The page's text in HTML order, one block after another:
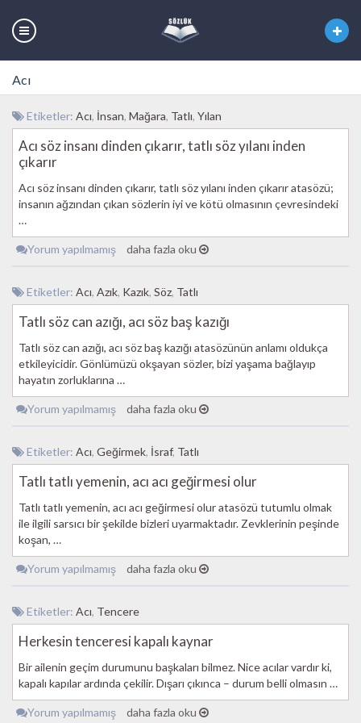
Acı
Etiketler: Acı, İnsan, Mağara, Tatlı, Yılan
Acı söz insanı dinden çıkarır, tatlı söz yılanı inden
çıkarır
Acı söz insanı dinden çıkarır, tatlı söz yılanı inden çıkarır atasözü;
insanın ağzından çıkan sözlerin iyi ve kötü olmasının çevresindeki
…
Yorum yapılmamış daha fazla oku
Etiketler: Acı, Azık, Kazık, Söz, Tatlı
Tatlı söz can azığı, acı söz baş kazığı
Tatlı söz can azığı, acı söz baş kazığı atasözünün anlamı oldukça
etkileyicidir. Gönlümüzü okşayan sözler, bizi yaşama bağlayıp
hayatın zorluklarına …
Yorum yapılmamış daha fazla oku
Etiketler: Acı, Geğirmek, İsraf, Tatlı
Tatlı tatlı yemenin, acı acı geğirmesi olur
Tatlı tatlı yemenin, acı acı geğirmesi olur atasözü tutumlu olmak
ile ilgili sarsıcı bir şekilde bizleri uyarmaktadır. Zevklerinin peşinde
koşan, …
Yorum yapılmamış daha fazla oku
Etiketler: Acı, Tencere
Herkesin tenceresi kapalı kaynar
Bir ailenin geçim durumunu başkaları bilmez. Nice acılar vardır ki,
kapalı kapılar ardında çekilir. Dışarı çıkınca – durum belli olmasın …
Yorum yapılmamış daha fazla oku